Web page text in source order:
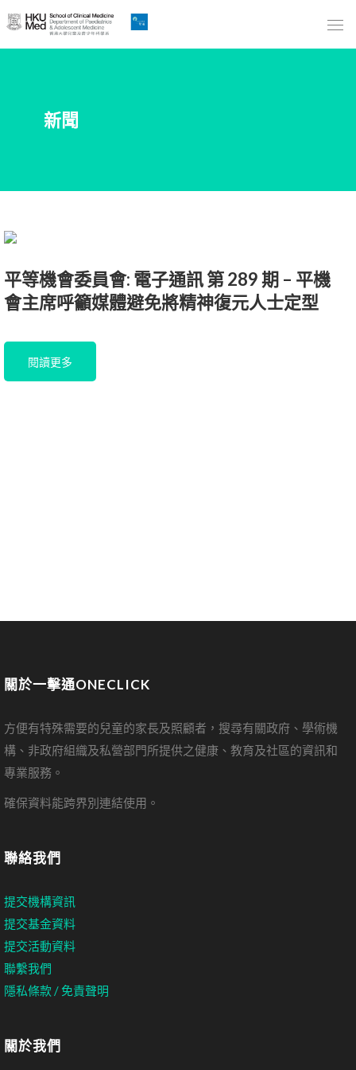
Skip
to
內
新聞
平等機會委員會: 電子通訊 第 289 期 – 平機
會主席呼籲媒體避免將精神復元人士定型
閱讀更多
關於一擊通ONECLICK
方便有特殊需要的兒童的家長及照顧者，搜尋有關政府、學術機
構、非政府組織及私營部門所提供之健康、教育及社區的資訊和
專業服務。
確保資料能跨界別連結使用。
聯絡我們
提交機構資訊
提交基金資料
提交活動資料
聯繫我們
隱私條款 / 免責聲明
關於我們